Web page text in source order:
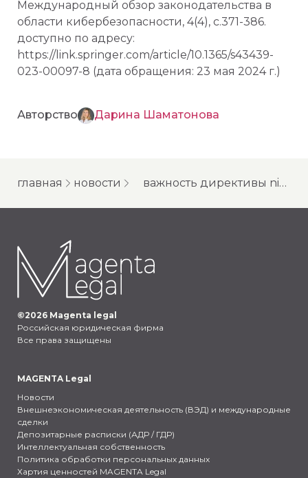
Международный обзор законодательства в
области кибербезопасности, 4(4), с.371-386.
доступно по адресу:
https://link.springer.com/article/10.1365/s43439-
023-00097-8 (дата обращения: 23 мая 2024 г.)
Авторство Дарина Шаматонова
главная новости важность директивы nis2 (директивы по сетевой и информационной безопасности) и потенциальные проблемы, которые она влечет за собой
©2026 Magenta legal
Российская юридическая фирма
Все права защищены
MAGENTA Legal
Новости
Внешнеэкономическая деятельность (ВЭД) и международные
сделки
Депозитарные расписки (АДР / ГДР)
Интеллектуальная собственность
Политика обработки персональных данных
Хартия ценностей MAGENTA Legal